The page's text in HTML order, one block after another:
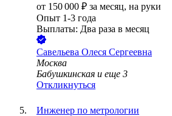
от 150 000 ₽ за месяц, на руки
Опыт 1-3 года
Выплаты: Два раза в месяц
Савельева Олеся Сергеевна
Москва
Бабушкинская и еще 3
Откликнуться
Инженер по метрологии